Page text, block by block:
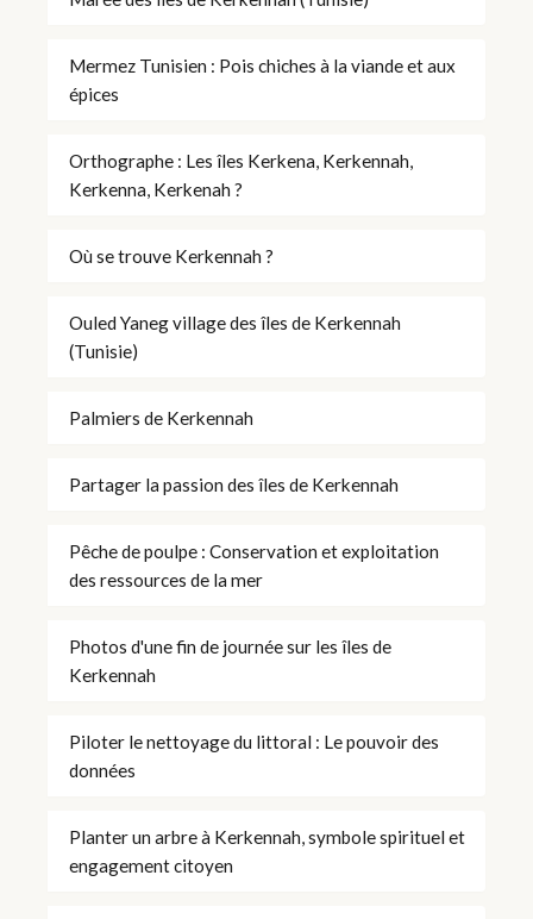
Mermez Tunisien : Pois chiches à la viande et aux
épices
Orthographe : Les îles Kerkena, Kerkennah,
Kerkenna, Kerkenah ?
Où se trouve Kerkennah ?
Ouled Yaneg village des îles de Kerkennah
(Tunisie)
Palmiers de Kerkennah
Partager la passion des îles de Kerkennah
Pêche de poulpe : Conservation et exploitation
des ressources de la mer
Photos d'une fin de journée sur les îles de
Kerkennah
Piloter le nettoyage du littoral : Le pouvoir des
données
Planter un arbre à Kerkennah, symbole spirituel et
engagement citoyen